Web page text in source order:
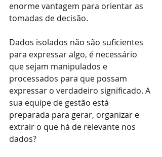
enorme vantagem para orientar as
tomadas de decisão.
Dados isolados não são suficientes
para expressar algo, é necessário
que sejam manipulados e
processados para que possam
expressar o verdadeiro significado. A
sua equipe de gestão está
preparada para gerar, organizar e
extrair o que há de relevante nos
dados?